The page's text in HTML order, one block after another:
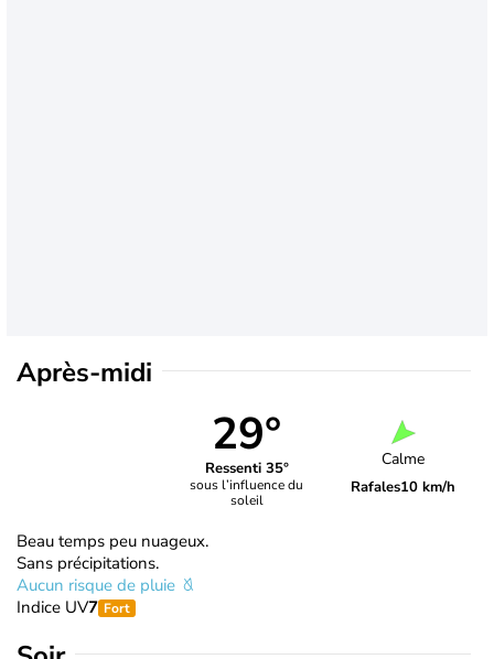
Après-midi
29°
Ressenti 35°
sous l’influence du
soleil
Calme
Rafales10 km/h
Beau temps peu nuageux.
Sans précipitations.
Aucun risque de pluie
Indice UV7 Fort